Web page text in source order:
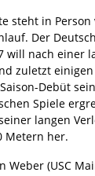
steht in Person
Der
will nach einer
zuletzt
Debüt
Spiele
langen
Metern her.
Weber (USC